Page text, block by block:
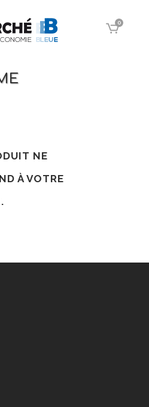
0
NE
À VOTRE